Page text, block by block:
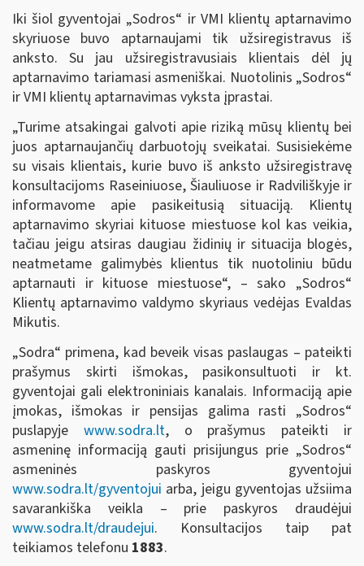
Iki šiol gyventojai „Sodros“ ir VMI klientų aptarnavimo
skyriuose buvo aptarnaujami tik užsiregistravus iš
anksto. Su jau užsiregistravusiais klientais dėl jų
aptarnavimo tariamasi asmeniškai. Nuotolinis „Sodros“
ir VMI klientų aptarnavimas vyksta įprastai.
„Turime atsakingai galvoti apie riziką mūsų klientų bei
juos aptarnaujančių darbuotojų sveikatai. Susisiekėme
su visais klientais, kurie buvo iš anksto užsiregistravę
konsultacijoms Raseiniuose, Šiauliuose ir Radviliškyje ir
informavome apie pasikeitusią situaciją. Klientų
aptarnavimo skyriai kituose miestuose kol kas veikia,
tačiau jeigu atsiras daugiau židinių ir situacija blogės,
neatmetame galimybės klientus tik nuotoliniu būdu
aptarnauti ir kituose miestuose“, – sako „Sodros“
Klientų aptarnavimo valdymo skyriaus vedėjas Evaldas
Mikutis.
„Sodra“ primena, kad beveik visas paslaugas – pateikti
prašymus skirti išmokas, pasikonsultuoti ir kt.
gyventojai gali elektroniniais kanalais. Informaciją apie
įmokas, išmokas ir pensijas galima rasti „Sodros“
puslapyje www.sodra.lt, o prašymus pateikti ir
asmeninę informaciją gauti prisijungus prie „Sodros“
asmeninės paskyros gyventojui
www.sodra.lt/gyventojui arba, jeigu gyventojas užsiima
savarankiška veikla – prie paskyros draudėjui
www.sodra.lt/draudejui. Konsultacijos taip pat
teikiamos telefonu 1883.